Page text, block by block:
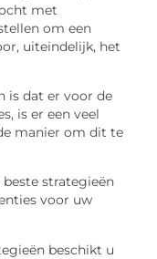
met
om een
uiteindelijk, het
is dat er voor de
is er een veel
manier om dit te
beste strategieën
voor uw
beschikt u